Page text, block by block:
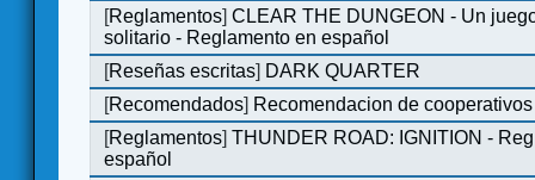
[Reglamentos]CLEAR THE DUNGEON - Un
solitario - Reglamento en español
[Reseñas escritas] DARK QUARTER
[Recomendados] Recomendacion de
[Reglamentos]THUNDER ROAD: IGNITION -
español